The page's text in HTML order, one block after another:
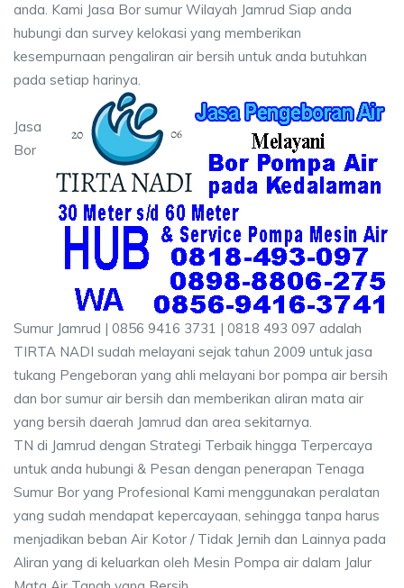
anda. Kami Jasa Bor sumur Wilayah Jamrud Siap anda
hubungi dan survey kelokasi yang memberikan
kesempurnaan pengaliran air bersih untuk anda butuhkan
pada setiap harinya.
Jasa
Bor
Sumur Jamrud | 0856 9416 3731 | 0818 493 097 adalah
TIRTA NADI sudah melayani sejak tahun 2009 untuk jasa
tukang Pengeboran yang ahli melayani bor pompa air bersih
dan bor sumur air bersih dan memberikan aliran mata air
yang bersih daerah Jamrud dan area sekitarnya.
TN di Jamrud dengan Strategi Terbaik hingga Terpercaya
untuk anda hubungi & Pesan dengan penerapan Tenaga
Sumur Bor yang Profesional Kami menggunakan peralatan
yang sudah mendapat kepercayaan, sehingga tanpa harus
menjadikan beban Air Kotor / Tidak Jernih dan Lainnya pada
Aliran yang di keluarkan oleh Mesin Pompa air dalam Jalur